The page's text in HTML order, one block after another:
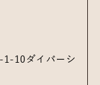
1-10 ダイバーシ